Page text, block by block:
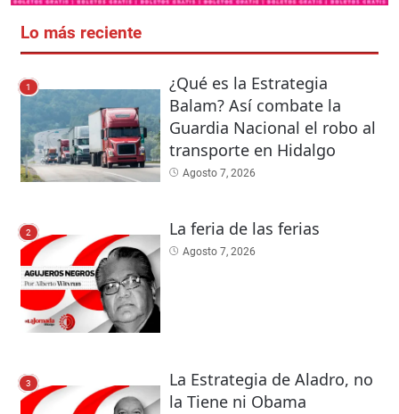
Lo más reciente
1
¿Qué es la Estrategia
Balam? Así combate la
Guardia Nacional el robo al
transporte en Hidalgo
Agosto 7, 2026
2 La feria de las ferias
Agosto 7, 2026
3
La Estrategia de Aladro, no
la Tiene ni Obama